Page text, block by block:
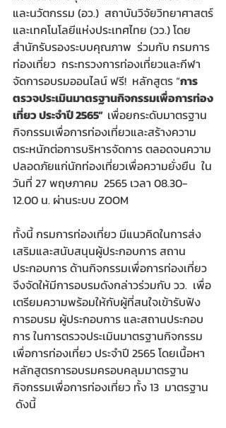
และนวัตกรรม (อว.)  สถาบันวิจัยวิทยาศาสตร์
และเทคโนโลยีแห่งประเทศไทย (วว.) โดย
สำนักรับรองระบบคุณภาพ  ร่วมกับ กรมการ
ท่องเที่ยว  กระทรวงการท่องเที่ยวและกีฬา
จัดการอบรมออนไลน์ ฟรี!  หลักสูตร “การ
ตรวจประเมินมาตรฐานกิจกรรมเพื่อการท่อง
เที่ยว ประจำปี 2565” เพื่อยกระดับมาตรฐาน
กิจกรรมเพื่อการท่องเที่ยวและสร้างความ
ตระหนักต่อการบริหารจัดการ ตลอดจนความ
ปลอดภัยแก่นักท่องเที่ยวเพื่อความยั่งยืน  ใน
วันที่ 27 พฤษภาคม  2565 เวลา 08.30-
12.00 น. ผ่านระบบ ZOOM
ทั้งนี้ กรมการท่องเที่ยว มีแนวคิดในการส่ง
เสริมและสนับสนุนผู้ประกอบการ สถาน
ประกอบการ ด้านกิจกรรมเพื่อการท่องเที่ยว
จึงจัดให้มีการอบรมดังกล่าวร่วมกับ วว.  เพื่อ
เตรียมความพร้อมให้กับผู้ที่สนใจเข้ารับฟัง
การอบรม ผู้ประกอบการ และสถานประกอบ
การ ในการตรวจประเมินมาตรฐานกิจกรรม
เพื่อการท่องเที่ยว ประจำปี 2565 โดยเนื้อหา
หลักสูตรการอบรมครอบคลุมมาตรฐาน
กิจกรรมเพื่อการท่องเที่ยว ทั้ง 13  มาตรฐาน
ดังนี้